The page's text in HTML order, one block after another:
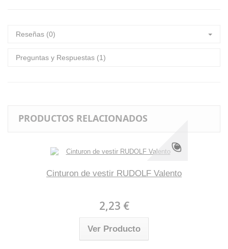
Reseñas (0)
Preguntas y Respuestas (1)
PRODUCTOS RELACIONADOS
Cinturon de vestir RUDOLF Valento
2,23 €
Ver Producto